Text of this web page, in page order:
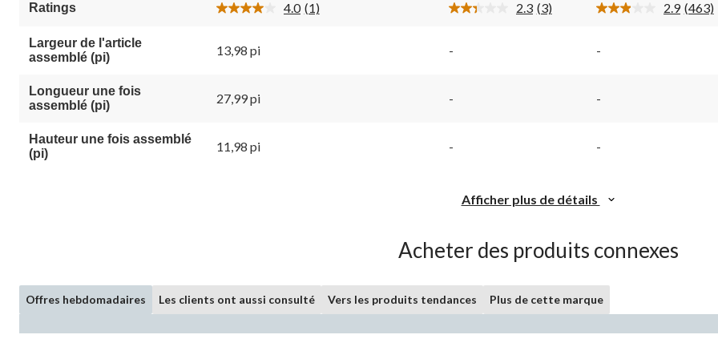
1
Ratings 4.0 Lire
(1) 2.3 Lire
commentaires.
(3) 2.9 Lire
(463)
Largeur de l'article
assemblé (pi)
13,98 pi - -
Longueur une fois
assemblé (pi)
27,99 pi - -
Hauteur une fois assemblé
(pi)
11,98 pi - -
Afficher plus de détails
Acheter des produits connexes
Offres hebdomadaires Les clients ont aussi consulté Vers les produits tendances Plus de cette marque